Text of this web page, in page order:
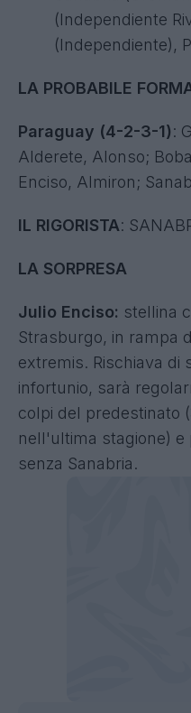
(Independiente
(Independiente),
LA PROBABILE
Paraguay (4-2-3-1):
Alderete, Alonso;
Enciso, Almiron;
IL RIGORISTA:
LA SORPRESA
Julio Enciso: stellina
Strasburgo, in rampa
extremis. Rischiava di
infortunio, sarà
colpi del predestinato
nell'ultima stagione) e
senza Sanabria.